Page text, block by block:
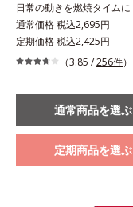
日常の動きを燃焼タイムに
通常価格 税込2,695円
定期価格 税込2,425円
（3.85 /256件）
通常商品を選ぶ
定期商品を選ぶ